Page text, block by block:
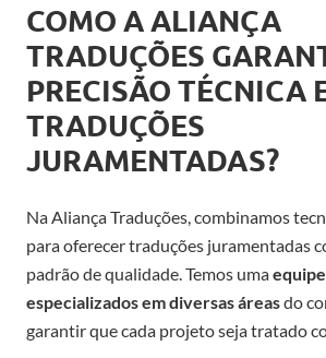
COMO A ALIANÇA
TRADUÇÕES
PRECISÃO TÉCNICA
TRADUÇÕES
JURAMENTADAS?
Na Aliança Traduções, combinamos
para oferecer traduções juramentadas
padrão de qualidade. Temos uma
especializados em diversas áreasdo
garantir que cada projeto seja tratado